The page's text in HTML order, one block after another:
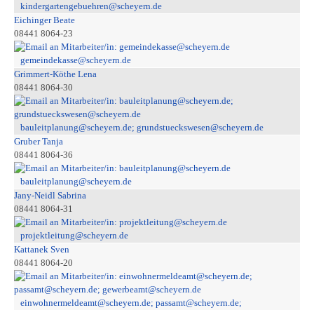
kindergartengebuehren@scheyern.de
Eichinger Beate
08441 8064-23
gemeindekasse@scheyern.de
Grimmert-Köthe Lena
08441 8064-30
bauleitplanung@scheyern.de; grundstueckswesen@scheyern.de
Gruber Tanja
08441 8064-36
bauleitplanung@scheyern.de
Jany-Neidl Sabrina
08441 8064-31
projektleitung@scheyern.de
Kattanek Sven
08441 8064-20
einwohnermeldeamt@scheyern.de; passamt@scheyern.de;